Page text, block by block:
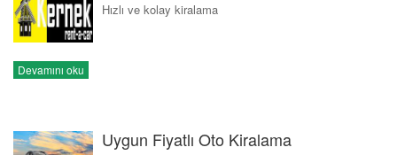
Hızlı ve kolay kiralama
Devamını oku
Uygun Fiyatlı Oto Kiralama